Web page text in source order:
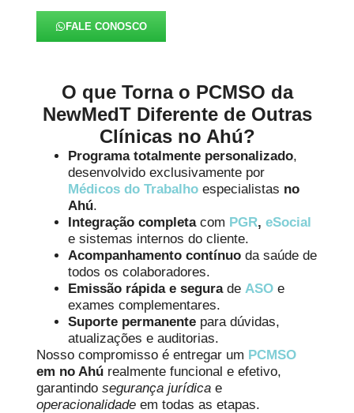
FALE CONOSCO
O que Torna o PCMSO da
NewMedT Diferente de Outras
Clínicas no Ahú?
Programa totalmente personalizado,
desenvolvido exclusivamente por
Médicos do Trabalho especialistas no
Ahú.
Integração completacom PGR,eSocial
e sistemas internos do cliente.
Acompanhamento contínuo da saúde de
todos os colaboradores.
Emissão rápida e segurade ASO e
exames complementares.
Suporte permanente para dúvidas,
atualizações e auditorias.
Nosso compromisso é entregar um PCMSO
em no Ahú realmente funcional e efetivo,
garantindosegurança jurídica e
operacionalidade em todas as etapas.